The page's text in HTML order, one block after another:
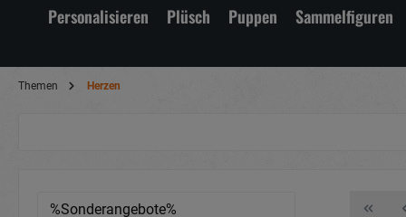
Personalisieren
Plüsch Puppen Sammelfiguren
Themen Herzen
%Sonderangebote%